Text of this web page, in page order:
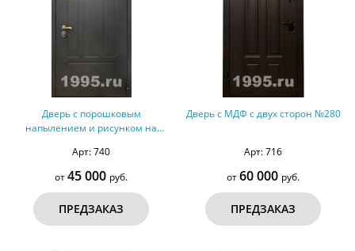
Дверь с порошковым
напылением и рисунком на
№80
Арт: 740
от45 000 руб.
ПРЕДЗАКАЗ
Дверь с МДФ с двух сторон №280
Арт: 716
от60 000 руб.
ПРЕДЗАКАЗ